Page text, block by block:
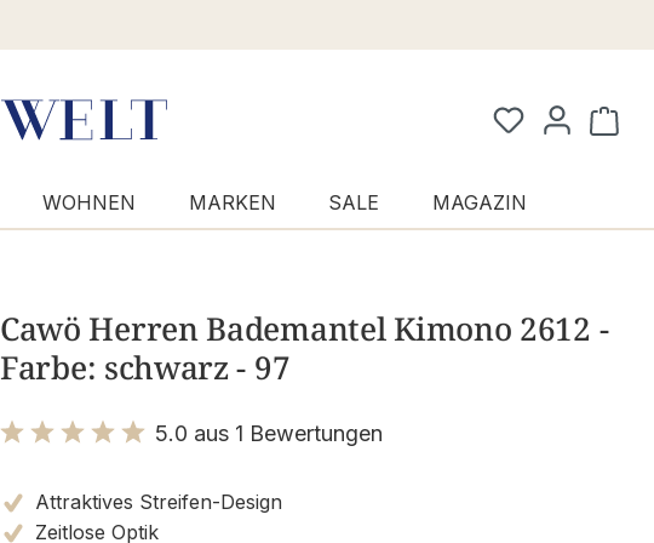
WOHNEN MARKEN SALE MAGAZIN
Cawö Herren Bademantel Kimono 2612 -
Farbe: schwarz - 97
5.0 aus 1 Bewertungen
Attraktives Streifen-Design
Zeitlose Optik